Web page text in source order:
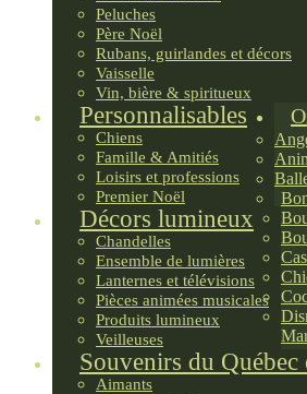
Peluches
Père Noël
Rubans, guirlandes et décors
Vaisselle
Vin, bière & spiritueux
Personnalisables
Chiens
Famille & Amitiés
Loisirs et professions
Premier Noël
Décors lumineux
Chandelles
Ensemble de lumières
Lanternes et télévisions
Pièces animées musicales
Produits lumineux
Veilleuses
Souvenirs du Québec
Aimants